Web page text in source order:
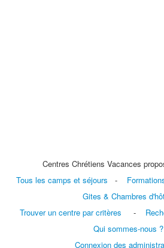
Centres Chrétiens Vacances
Tous les camps et séjours -
Gites & Chambres
Trouver un centre par critères -
Qui sommes-nous ?
Connexion des